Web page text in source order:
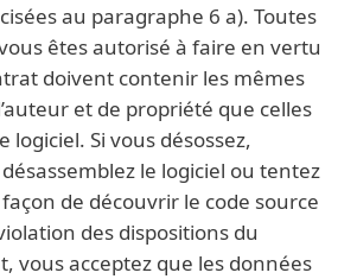
au paragraphe 6 a). Toutes
êtes autorisé à faire en vertu
doivent contenir les mêmes
et de propriété que celles
logiciel. Si vous désossez,
le logiciel ou tentez
de découvrir le code source
des dispositions du
vous acceptez que les données